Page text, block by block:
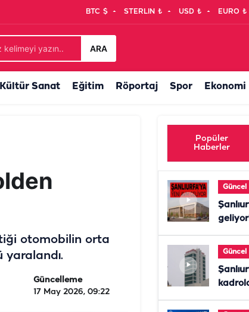
BTC $ STERLIN ₺ USD ₺ EURO ₺
ARA
Kültür Sanat Eğitim Röportaj Spor Ekonomi
otomobilin orta
Güncelleme
17 May 2026, 09:22
Popüler
Haberler
Güncel
Güncel